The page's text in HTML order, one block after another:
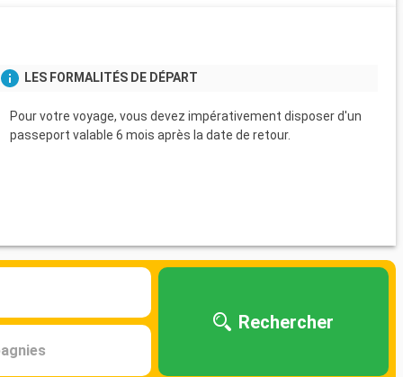
LES FORMALITÉS DE DÉPART
Pour votre voyage, vous devez impérativement disposer d'un
passeport valable 6 mois après la date de retour.
Rechercher